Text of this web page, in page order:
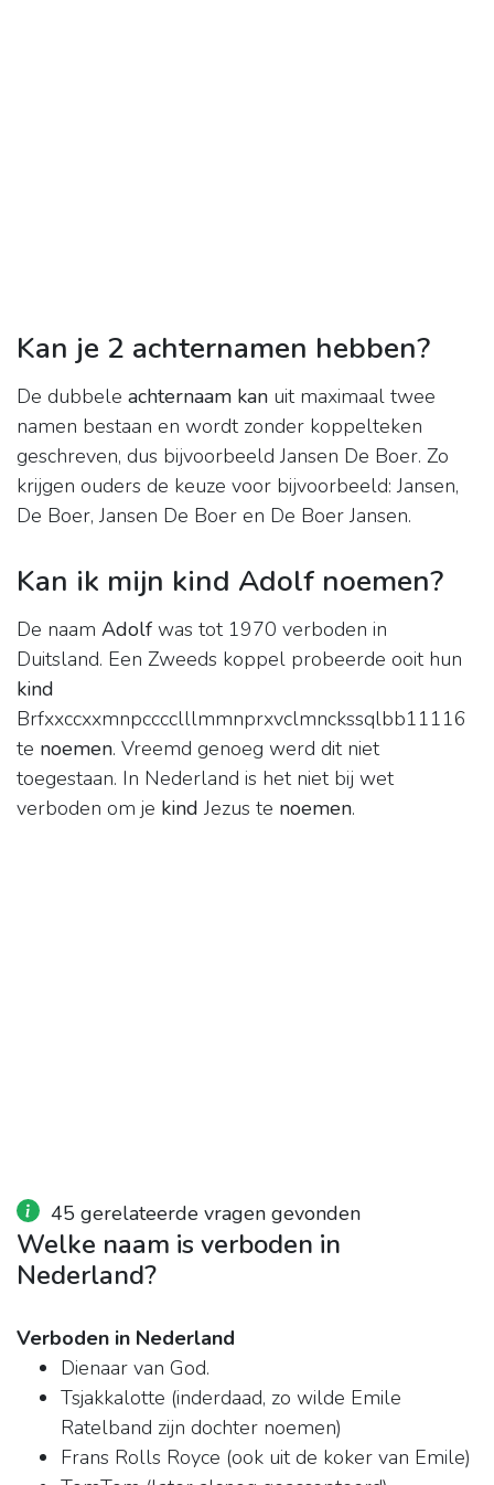
Kan je 2 achternamen hebben?
De dubbele achternaam kan uit maximaal twee
namen bestaan en wordt zonder koppelteken
geschreven, dus bijvoorbeeld Jansen De Boer. Zo
krijgen ouders de keuze voor bijvoorbeeld: Jansen,
De Boer, Jansen De Boer en De Boer Jansen.
Kan ik mijn kind Adolf noemen?
De naam Adolf was tot 1970 verboden in
Duitsland. Een Zweeds koppel probeerde ooit hun
kind
Brfxxccxxmnpcccclllmmnprxvclmnckssqlbb11116
te noemen. Vreemd genoeg werd dit niet
toegestaan. In Nederland is het niet bij wet
verboden om je kind Jezus te noemen.
45 gerelateerde vragen gevonden
Welke naam is verboden in
Nederland?
Verboden in Nederland
Dienaar van God.
Tsjakkalotte (inderdaad, zo wilde Emile
Ratelband zijn dochter noemen)
Frans Rolls Royce (ook uit de koker van Emile)